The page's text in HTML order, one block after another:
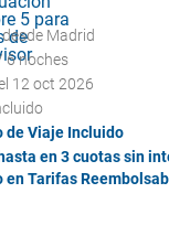
Madrid
6 noches
12 oct 2026
de Viaje Incluido
en 3 cuotas sin
en Tarifas